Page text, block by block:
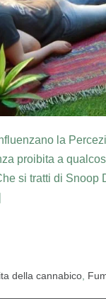
la
proibita a
si tratti di Snoop
della cannabico,